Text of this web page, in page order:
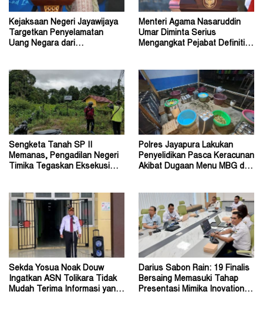
Kejaksaan Negeri Jayawijaya
Targetkan Penyelamatan
Uang Negara dari
Menteri Agama Nasaruddin
Umar Diminta Serius
Mengangkat Pejabat Definitif
Sengketa Tanah SP II
Memanas, Pengadilan Negeri
Timika Tegaskan Eksekusi
Polres Jayapura Lakukan
Penyelidikan Pasca Keracunan
Akibat Dugaan Menu MBG di
Sekda Yosua Noak Douw
Ingatkan ASN Tolikara Tidak
Mudah Terima Informasi yang
Darius Sabon Rain: 19 Finalis
Bersaing Memasuki Tahap
Presentasi Mimika Inovation